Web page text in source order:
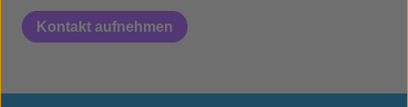
Kontakt aufnehmen